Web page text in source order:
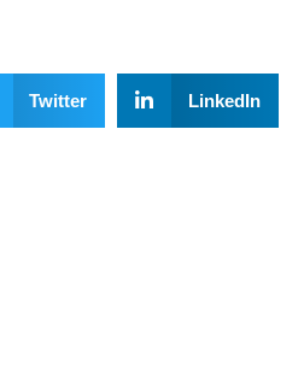
Twitter LinkedIn